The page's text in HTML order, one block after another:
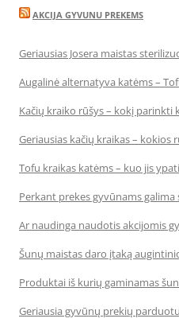
AKCIJA GYVUNU PREKEMS
Geriausias Josera maistas
Augalinė alternatyva katėms –
Kačių kraiko rūšys – kokį parinkti
Geriausias kačių kraikas – kokios
Tofu kraikas katėms – kuo jis
Perkant prekes gyvūnams
Ar naudinga naudotis akcijomis
Šunų maistas daro įtaką
Produktai iš kurių gaminamas
Geriausia gyvūnų prekių